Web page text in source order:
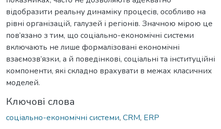
відобразити реальну динаміку процесів, особливо на
рівні організацій, галузей і регіонів. Значною мірою це
пов’язано з тим, що соціально-економічні системи
включають не лише формалізовані економічні
взаємозв’язки, а й поведінкові, соціальні та інституційні
компоненти, які складно врахувати в межах класичних
моделей.
Ключові слова
соціально-економічні системи, CRM, ERP